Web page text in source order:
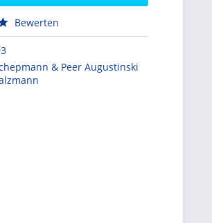
Bewerten
& Peer Augustinski